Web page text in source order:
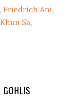
, Friedrich Ani,
Khun Sa,